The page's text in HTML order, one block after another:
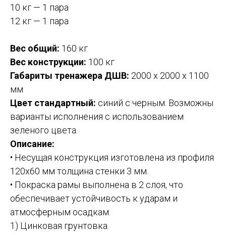
10 кг — 1 пара
12 кг — 1 пара
Вес общий: 160 кг
Вес конструкции: 100 кг
Габариты тренажера ДШВ: 2000 х 2000 х 1100
мм
Цвет стандартный: синий с черным. Возможны
варианты исполнения с использованием
зеленого цвета.
Описание:
• Несущая конструкция изготовлена из профиля
120х60 мм толщина стенки 3 мм.
• Покраска рамы выполнена в 2 слоя, что
обеспечивает устойчивость к ударам и
атмосферным осадкам.
1) Цинковая грунтовка.